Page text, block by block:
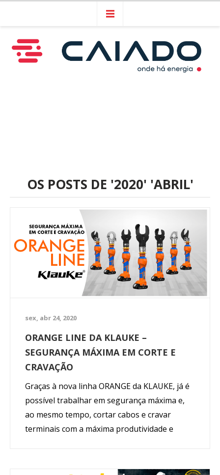
OS POSTS DE '2020' 'ABRIL'
sex, abr 24, 2020
ORANGE LINE DA KLAUKE –
SEGURANÇA MÁXIMA EM CORTE E
CRAVAÇÃO
Graças à nova linha ORANGE da KLAUKE, já é
possível trabalhar em segurança máxima e,
ao mesmo tempo, cortar cabos e cravar
terminais com a máxima produtividade e